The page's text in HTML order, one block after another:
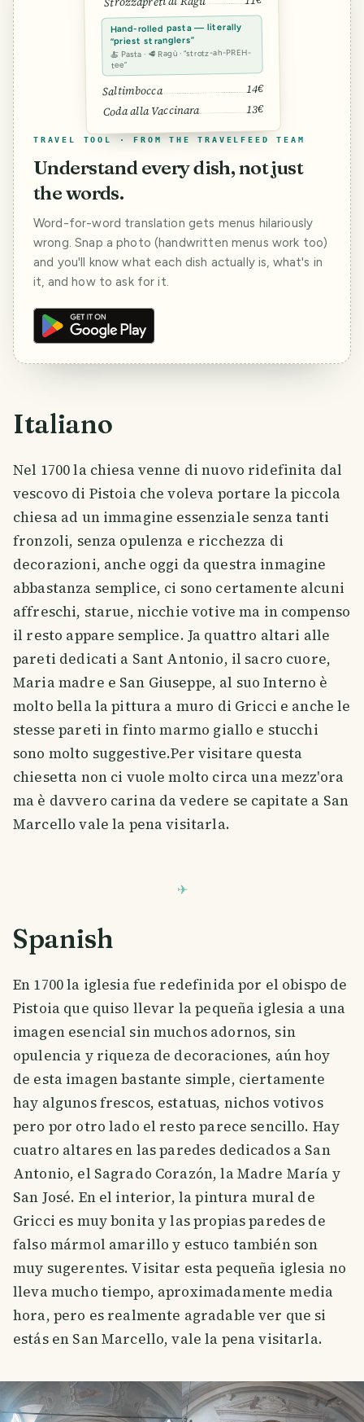
Hand-rolled pasta — literally
“priest stranglers”
🍝 Pasta · 🥩 Ragù · “strotz-ah-PREH-
tee”
Saltimbocca 14€
Coda alla Vaccinara 13€
TRAVEL TOOL · FROM THE TRAVELFEED TEAM
Understand every dish, not just
the words.
Word-for-word translation gets menus hilariously
wrong. Snap a photo (handwritten menus work too)
and you'll know what each dish actually is, what's in
it, and how to ask for it.
Italiano
Nel 1700 la chiesa venne di nuovo ridefinita dal
vescovo di Pistoia che voleva portare la piccola
chiesa ad un immagine essenziale senza tanti
fronzoli, senza opulenza e ricchezza di
decorazioni, anche oggi da questra inmagine
abbastanza semplice, ci sono certamente alcuni
affreschi, starue, nicchie votive ma in compenso
il resto appare semplice. Ja quattro altari alle
pareti dedicati a Sant Antonio, il sacro cuore,
Maria madre e San Giuseppe, al suo Interno è
molto bella la pittura a muro di Gricci e anche le
stesse pareti in finto marmo giallo e stucchi
sono molto suggestive.Per visitare questa
chiesetta non ci vuole molto circa una mezz'ora
ma è davvero carina da vedere se capitate a San
Marcello vale la pena visitarla.
Spanish
En 1700 la iglesia fue redefinida por el obispo de
Pistoia que quiso llevar la pequeña iglesia a una
imagen esencial sin muchos adornos, sin
opulencia y riqueza de decoraciones, aún hoy
de esta imagen bastante simple, ciertamente
hay algunos frescos, estatuas, nichos votivos
pero por otro lado el resto parece sencillo. Hay
cuatro altares en las paredes dedicados a San
Antonio, el Sagrado Corazón, la Madre María y
San José. En el interior, la pintura mural de
Gricci es muy bonita y las propias paredes de
falso mármol amarillo y estuco también son
muy sugerentes. Visitar esta pequeña iglesia no
lleva mucho tiempo, aproximadamente media
hora, pero es realmente agradable ver que si
estás en San Marcello, vale la pena visitarla.